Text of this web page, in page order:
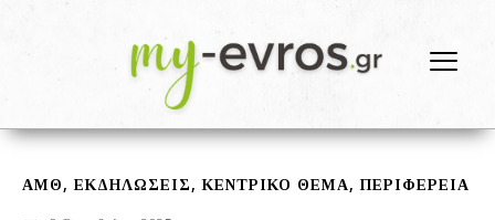
ΑΜΘ ,ΕΚΔΗΛΩΣΕΙΣ ,ΚΕΝΤΡΙΚΟ ΘΕΜΑ,ΠΕΡΙΦΕΡΕΙΑ